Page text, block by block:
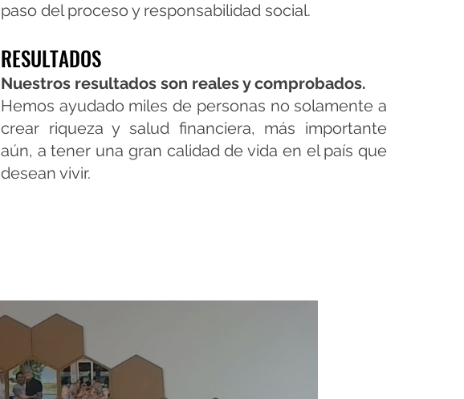
paso del proceso y responsabilidad social.
RESULTADOS
Nuestros resultados son reales y comprobados.
Hemos ayudado miles de personas no solamente a
crear riqueza y salud financiera, más importante
aún, a tener una gran calidad de vida en el país que
desean vivir.